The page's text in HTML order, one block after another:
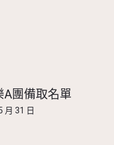
A團備取名單
月 31 日